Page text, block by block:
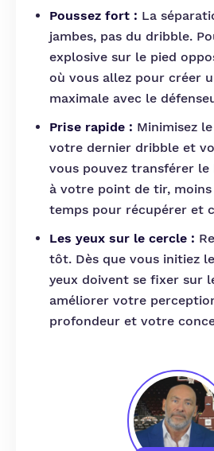
Poussez fort : La
jambes, pas du dribble.
explosive sur le pied
où vous allez pour créer
maximale avec le
Prise rapide : Minimisez
votre dernier dribble et
vous pouvez transférer
à votre point de tir, moins
temps pour récupérer et
Les yeux sur le cercle :
tôt. Dès que vous initiez
yeux doivent se fixer sur
améliorer votre
profondeur et votre